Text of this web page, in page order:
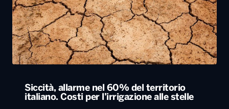
Siccità, allarme nel 60% del territorio
italiano. Costi per l’irrigazione alle stelle